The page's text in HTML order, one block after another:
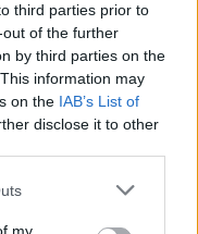
third parties prior to
of the further
by third parties on the
information may
on the IAB’s List of
disclose it to other
completa e veloz.